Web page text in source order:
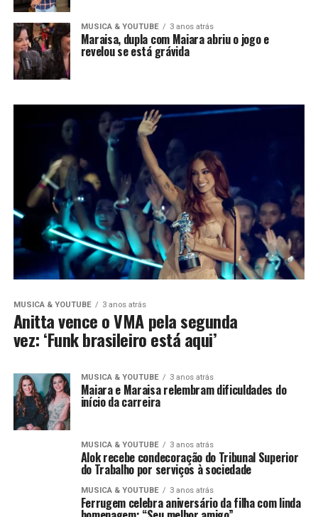
MUSICA & YOUTUBE 3 anos atrás
Maraisa, dupla com Maiara abriu o jogo e
revelou se está grávida
MUSICA & YOUTUBE 3 anos atrás
Anitta vence o VMA pela segunda
vez: ‘Funk brasileiro está aqui’
MUSICA & YOUTUBE 3 anos atrás
Maiara e Maraisa relembram dificuldades do
início da carreira
MUSICA & YOUTUBE 3 anos atrás
Alok recebe condecoração do Tribunal Superior
do Trabalho por serviços à sociedade
MUSICA & YOUTUBE 3 anos atrás
Ferrugem celebra aniversário da filha com linda